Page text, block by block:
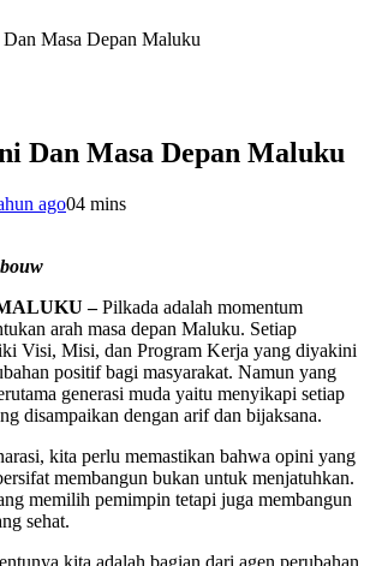
Masa Depan Maluku
Dan Masa Depan Maluku
ago04 mins
–Pilkada adalah momentum
arah masa depan Maluku. Setiap
Visi, Misi, dan Program Kerja yang diyakini
positif bagi masyarakat. Namun yang
generasi muda yaitu menyikapi setiap
disampaikan dengan arif dan bijaksana.
kita perlu memastikan bahwa opini yang
membangun bukan untuk menjatuhkan.
memilih pemimpin tetapi juga membangun
sehat.
kita adalah bagian dari agen perubahan